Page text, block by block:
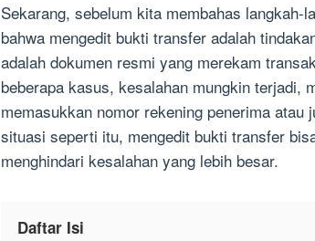
Sekarang, sebelum kita membahas langkah-
bahwa mengedit bukti transfer adalah
adalah dokumen resmi yang merekam
beberapa kasus, kesalahan mungkin terjadi,
memasukkan nomor rekening penerima atau
situasi seperti itu, mengedit bukti transfer
menghindari kesalahan yang lebih besar.
Daftar Isi